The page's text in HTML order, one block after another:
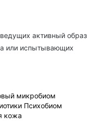
активный образ
или испытывающих
микробиом
Психобиом
кожа